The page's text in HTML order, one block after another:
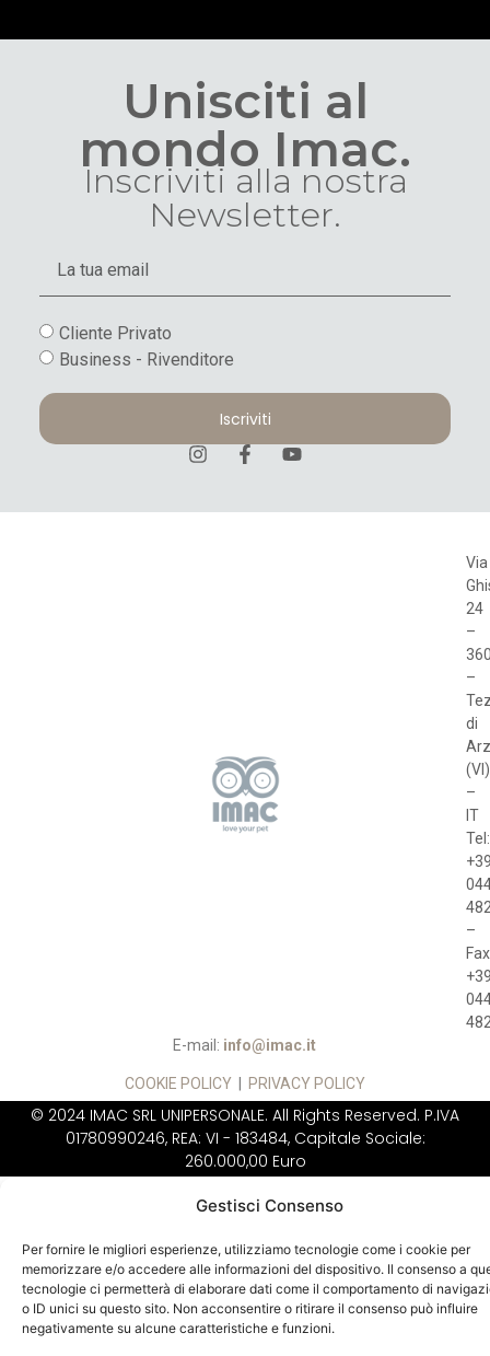
Gestisci Consenso
Per fornire le migliori esperienze, utilizziamo tecnologie come i cookie per
memorizzare e/o accedere alle informazioni del dispositivo. Il consenso a
tecnologie ci permetterà di elaborare dati come il comportamento di
o ID unici su questo sito. Non acconsentire o ritirare il consenso può influire
negativamente su alcune caratteristiche e funzioni.
Unisciti al
mondo Imac.
Inscriviti alla nostra
Newsletter.
Cliente Privato
Business - Rivenditore
Iscriviti
Via
24
–
–
di
(VI)
–
IT
–
E-mail: info@imac.it
COOKIE POLICY PRIVACY POLICY
© 2024 IMAC SRL UNIPERSONALE. All Rights Reserved. P.IVA
01780990246, REA: VI - 183484, Capitale Sociale:
260.000,00 Euro
IMAC NON VENDEDIRETTAMENTE AL
PUBBLICO